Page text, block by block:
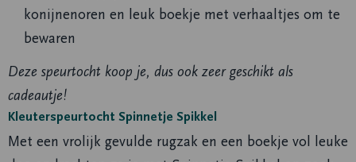
konijnenoren en leuk boekje met verhaaltjes om te
bewaren
Deze speurtocht koop je, dus ook zeer geschikt als
cadeautje!
Kleuterspeurtocht Spinnetje Spikkel
Met een vrolijk gevulde rugzak en een boekje vol leuke